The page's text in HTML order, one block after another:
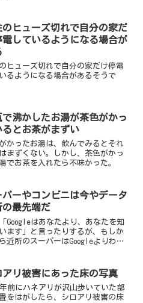
のヒューズ切れで自分の家だ
電しているようになる場合が
ヒューズ切れで自分の家だけ停電
るようになる場合があるそうで
で沸かしたお湯が茶色がかっ
るとお茶がまずい
かったお湯は、飲んでみるとそれ
まずくない。しかし、茶色がかっ
でお茶を入れたら不味かった。
パーやコンビニは今やデータ
の最先端だ
Googleはあなたより、あなたを知
ます」と言ったりするが、もしか
近所のスーパーはGoogleよりわた
アリ被害にあった床の写真
前にハネアリが沢山歩いていた部
をはがしたら、シロアリ被害の床